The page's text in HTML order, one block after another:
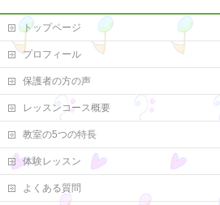
トップページ
プロフィール
保護者の方の声
レッスンコース概要
教室の5つの特長
体験レッスン
よくある質問